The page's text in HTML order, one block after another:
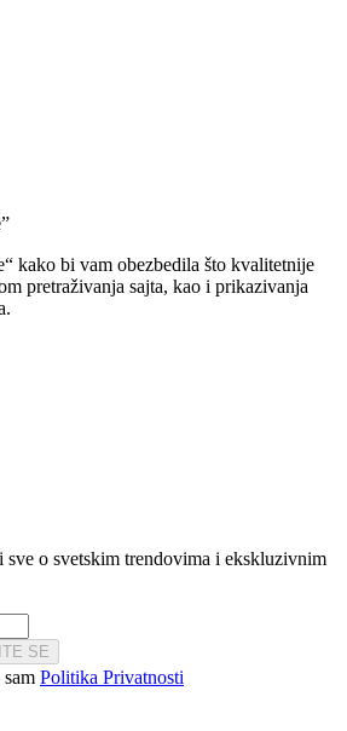
kako bi vam obezbedila što kvalitetnije
pretraživanja sajta, kao i prikazivanja
o svetskim trendovima i ekskluzivnim
SE
Politika Privatnosti